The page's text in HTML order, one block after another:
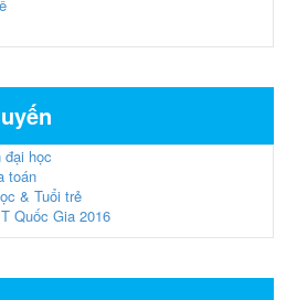
học
toán
& Tuổi trẻ
Quốc Gia 2016